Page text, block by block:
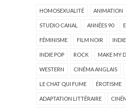
HOMOSEXUALITÉ ANIMATION
STUDIO CANAL ANNÉES 90
FÉMINISME FILM NOIR
INDIE POP ROCK MAKE MY
WESTERN CINÉMA ANGLAIS
LE CHAT QUI FUME ÉROTISME
ADAPTATION LITTÉRAIRE